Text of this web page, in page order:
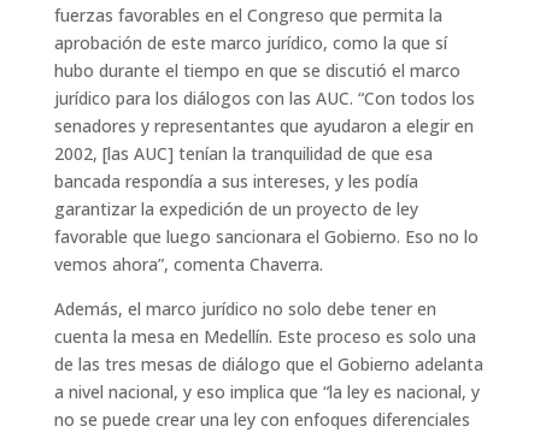
fuerzas favorables en el Congreso que permita la
aprobación de este marco jurídico, como la que sí
hubo durante el tiempo en que se discutió el marco
jurídico para los diálogos con las AUC. “Con todos los
senadores y representantes que ayudaron a elegir en
2002, [las AUC] tenían la tranquilidad de que esa
bancada respondía a sus intereses, y les podía
garantizar la expedición de un proyecto de ley
favorable que luego sancionara el Gobierno. Eso no lo
vemos ahora”, comenta Chaverra.
Además, el marco jurídico no solo debe tener en
cuenta la mesa en Medellín. Este proceso es solo una
de las tres mesas de diálogo que el Gobierno adelanta
a nivel nacional, y eso implica que “la ley es nacional, y
no se puede crear una ley con enfoques diferenciales